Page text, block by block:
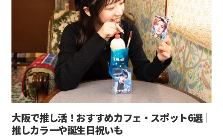
大阪で推し活！おすすめカフェ・スポット6選｜
推しカラーや誕生日祝いも